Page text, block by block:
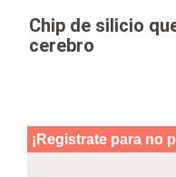
Chip de silicio
cerebro